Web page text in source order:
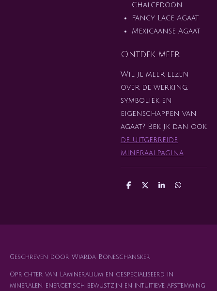
Chalcedoon
Fancy Lace Agaat
Mexicaanse Agaat
Ontdek meer
Wil je meer lezen
over de werking,
symboliek en
eigenschappen van
agaat? Bekijk dan ook
de uitgebreide
mineraalpagina.
D
D
S
D
Geschreven door Wiarda Boneschansker
Oprichter van Lamineralium en gespecialiseerd in
mineralen, energetisch bewustzijn en intuïtieve afstemming